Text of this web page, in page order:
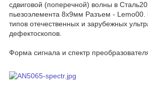
сдвиговой (поперечной) волны в
пьезоэлемента 8х9мм Разъем - Lemo00.
типов отечественных и зарубежных
дефектоскопов.
Форма сигнала и спектр